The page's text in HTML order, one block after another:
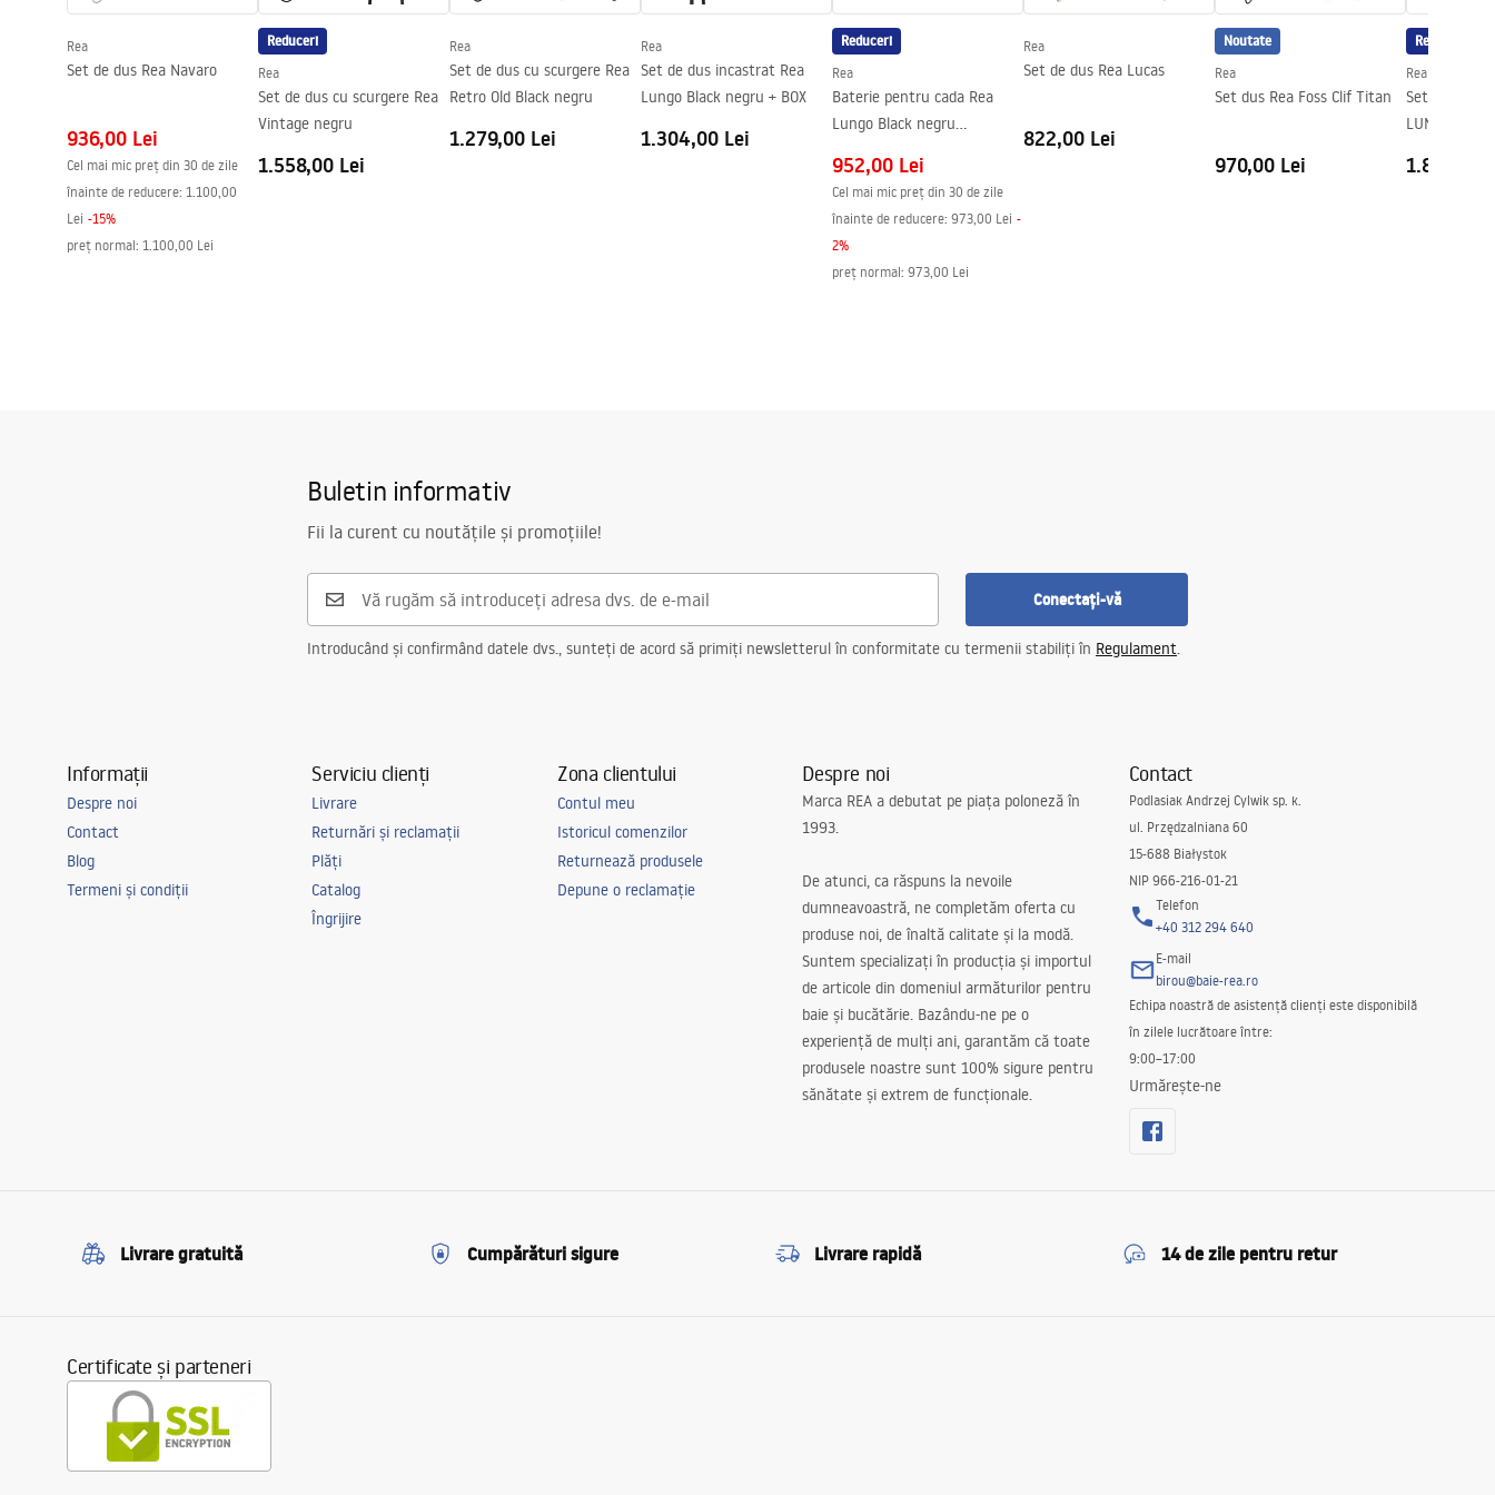
Garantie
24 luni
Acoperire Easy Clean
Rea
Set de dus Rea Navaro
936,00 Lei
Cel mai mic preț din 30 de zile
înainte de reducere: 1.100,00
Lei -15%
preț normal: 1.100,00 Lei
Reduceri
Rea
Set de dus cu scurgere Rea
Vintage negru
1.558,00 Lei
Rea
Set de dus cu scurgere Rea
Retro Old Black negru
1.279,00 Lei
Rea
Set de dus incastrat Rea
Lungo Black negru + BOX
1.304,00 Lei
Reduceri
Rea
Baterie pentru cada Rea
Lungo Black negru
952,00 Lei
Cel mai mic preț din 30 de zile
înainte de reducere: 973,00 Lei -
2%
preț normal: 973,00 Lei
Rea
Set de dus Rea Lucas
822,00 Lei
Noutate
Rea
Set dus Rea Foss Clif Titan
970,00 Lei
Reduceri
Rea
Set de duș
LUNGO
1.800,00
Buletin informativ
Fii la curent cu noutățile și promoțiile!
Conectați-vă
Introducând și confirmând datele dvs., sunteți de acord să primiți newsletterul în conformitate cu termenii stabiliți în Regulament.
Informații
Despre noi
Contact
Blog
Termeni și condiții
Serviciu clienți
Livrare
Returnări și reclamații
Plăți
Catalog
Îngrijire
Zona clientului
Contul meu
Istoricul comenzilor
Returnează produsele
Depune o reclamație
Despre noi
Marca REA a debutat pe piața poloneză în
1993.
De atunci, ca răspuns la nevoile
dumneavoastră, ne completăm oferta cu
produse noi, de înaltă calitate și la modă.
Suntem specializați în producția și importul
de articole din domeniul armăturilor pentru
baie și bucătărie. Bazându-ne pe o
experiență de mulți ani, garantăm că toate
produsele noastre sunt 100% sigure pentru
sănătate și extrem de funcționale.
Contact
Podlasiak Andrzej Cylwik sp. k.
ul. Przędzalniana 60
15-688 Białystok
NIP 966-216-01-21
Telefon
+40 312 294 640
E-mail
birou@baie-rea.ro
Echipa noastră de asistență clienți este disponibilă
în zilele lucrătoare între:
9:00–17:00
Urmărește-ne
Livrare gratuită Cumpărături sigure Livrare rapidă 14 de zile pentru retur
Certificate și parteneri